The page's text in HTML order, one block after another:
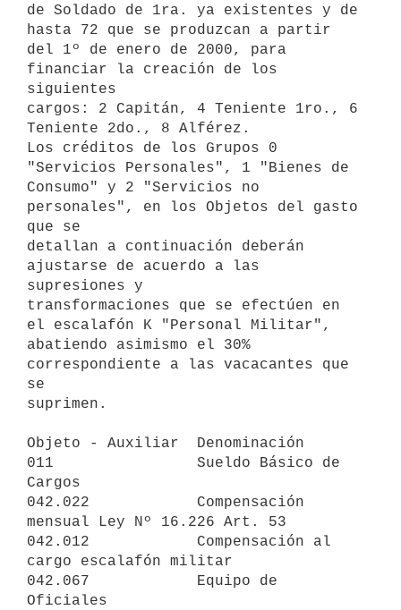
de Soldado de 1ra. ya existentes y de
hasta 72 que se produzcan a partir
del 1º de enero de 2000, para
financiar la creación de los
siguientes
cargos: 2 Capitán, 4 Teniente 1ro., 6
Teniente 2do., 8 Alférez.
Los créditos de los Grupos 0
"Servicios Personales", 1 "Bienes de
Consumo" y 2 "Servicios no
personales", en los Objetos del gasto
que se
detallan a continuación deberán
ajustarse de acuerdo a las
supresiones y
transformaciones que se efectúen en
el escalafón K "Personal Militar",
abatiendo asimismo el 30%
correspondiente a las vacacantes que
se
suprimen.
Objeto - Auxiliar  Denominación
011                Sueldo Básico de
Cargos
042.022            Compensación
mensual Ley Nº 16.226 Art. 53
042.012            Compensación al
cargo escalafón militar
042.067            Equipo de
Oficiales